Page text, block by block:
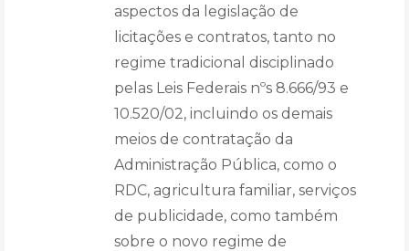
aspectos da legislação de
licitações e contratos, tanto no
regime tradicional disciplinado
pelas Leis Federais nºs 8.666/93 e
10.520/02, incluindo os demais
meios de contratação da
Administração Pública, como o
RDC, agricultura familiar, serviços
de publicidade, como também
sobre o novo regime de